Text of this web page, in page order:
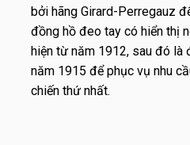
bởi hãng Girard-Perregauz
đồng hồ đeo tay có hiển thị
hiện từ năm 1912, sau đó là
năm 1915 để phục vụ nhu
chiến thứ nhất.